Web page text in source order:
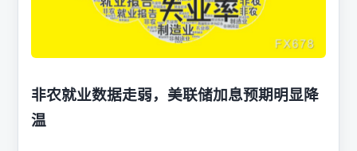
非农就业数据走弱，美联储加息预期明显降
温